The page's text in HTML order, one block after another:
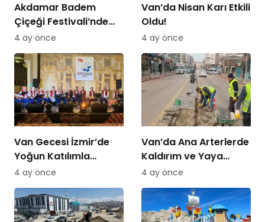
Akdamar Badem
Çiçeği Festivali’nde
Bisiklet Turu Heyecanı
4 ay önce
Van’da Nisan Karı Etkili
Oldu!
4 ay önce
Van Gecesi İzmir’de
Yoğun Katılımla
Düzenlendi
4 ay önce
Van’da Ana Arterlerde
Kaldırım ve Yaya
Yolları Yenileniyor
4 ay önce